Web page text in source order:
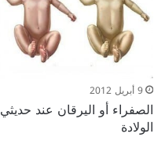
9 أبريل 2012
الصفراء أو اليرقان عند حديثي
الولادة